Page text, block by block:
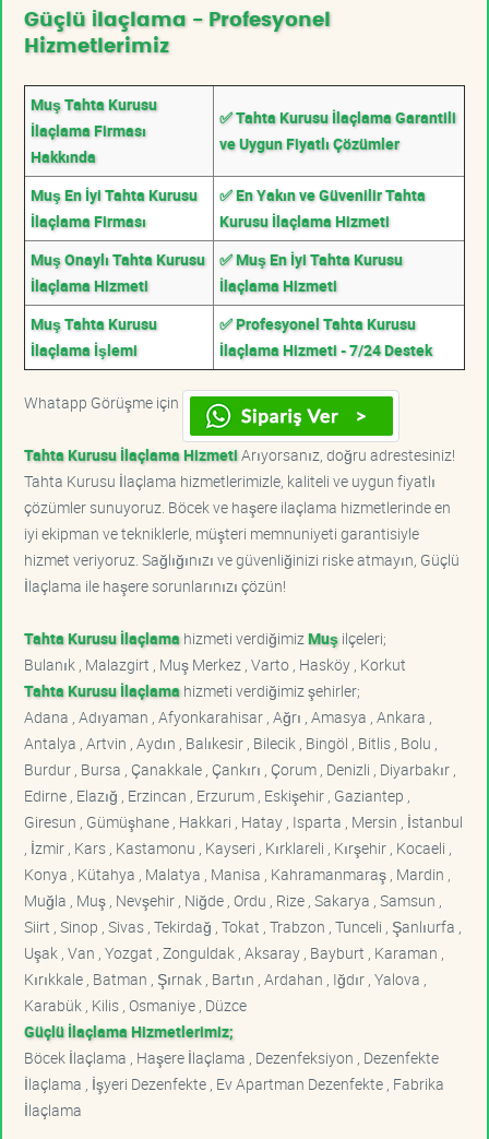
Güçlü İlaçlama - Profesyonel
Hizmetlerimiz
Muş Tahta Kurusu
İlaçlama Firması
Hakkında
✅ Tahta Kurusu İlaçlama Garantili
ve Uygun Fiyatlı Çözümler
Muş En İyi Tahta Kurusu
İlaçlama Firması
✅ En Yakın ve Güvenilir Tahta
Kurusu İlaçlama Hizmeti
Muş Onaylı Tahta Kurusu
İlaçlama Hizmeti
✅ Muş En İyi Tahta Kurusu
İlaçlama Hizmeti
Muş Tahta Kurusu
İlaçlama İşlemi
✅ Profesyonel Tahta Kurusu
İlaçlama Hizmeti - 7/24 Destek
Whatapp Görüşme için
Tahta Kurusu İlaçlama HizmetiArıyorsanız, doğru adrestesiniz!
Tahta Kurusu İlaçlama hizmetlerimizle, kaliteli ve uygun fiyatlı
çözümler sunuyoruz. Böcek ve haşere ilaçlama hizmetlerinde en
iyi ekipman ve tekniklerle, müşteri memnuniyeti garantisiyle
hizmet veriyoruz. Sağlığınızı ve güvenliğinizi riske atmayın, Güçlü
İlaçlama ile haşere sorunlarınızı çözün!
Tahta Kurusu İlaçlama hizmeti verdiğimiz Muş ilçeleri;
Bulanık , Malazgirt , Muş Merkez , Varto , Hasköy , Korkut
Tahta Kurusu İlaçlama hizmeti verdiğimiz şehirler;
Adana , Adıyaman , Afyonkarahisar , Ağrı , Amasya , Ankara ,
Antalya , Artvin , Aydın , Balıkesir , Bilecik , Bingöl , Bitlis , Bolu ,
Burdur , Bursa , Çanakkale , Çankırı , Çorum , Denizli , Diyarbakır ,
Edirne , Elazığ , Erzincan , Erzurum , Eskişehir , Gaziantep ,
Giresun , Gümüşhane , Hakkari , Hatay , Isparta , Mersin , İstanbul
, İzmir , Kars , Kastamonu , Kayseri , Kırklareli , Kırşehir , Kocaeli ,
Konya , Kütahya , Malatya , Manisa , Kahramanmaraş , Mardin ,
Muğla , Muş , Nevşehir , Niğde , Ordu , Rize , Sakarya , Samsun ,
Siirt , Sinop , Sivas , Tekirdağ , Tokat , Trabzon , Tunceli , Şanlıurfa ,
Uşak , Van , Yozgat , Zonguldak , Aksaray , Bayburt , Karaman ,
Kırıkkale , Batman , Şırnak , Bartın , Ardahan , Iğdır , Yalova ,
Karabük , Kilis , Osmaniye , Düzce
Güçlü İlaçlama Hizmetlerimiz;
Böcek İlaçlama , Haşere İlaçlama , Dezenfeksiyon , Dezenfekte
İlaçlama , İşyeri Dezenfekte , Ev Apartman Dezenfekte , Fabrika
İlaçlama